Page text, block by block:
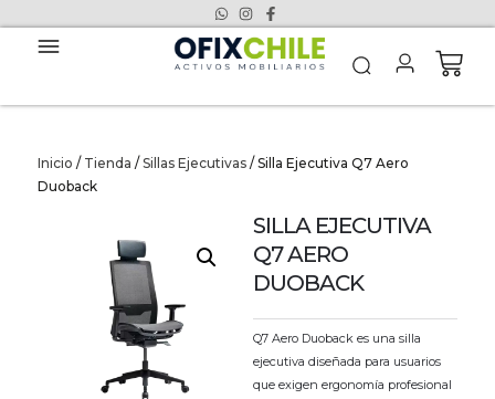
Inicio / Tienda / Sillas Ejecutivas/ Silla Ejecutiva Q7 Aero
Duoback
SILLA EJECUTIVA
Q7 AERO
DUOBACK
Q7 Aero Duoback es una silla
ejecutiva diseñada para usuarios
que exigen ergonomía profesional